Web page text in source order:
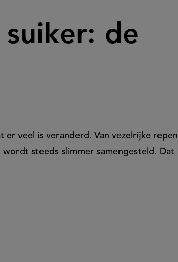
de
veel is veranderd. Van vezelrijke repen
steeds slimmer samengesteld. Dat